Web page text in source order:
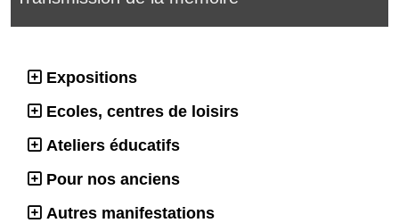
Expositions
Ecoles, centres de loisirs
Ateliers éducatifs
Pour nos anciens
Autres manifestations